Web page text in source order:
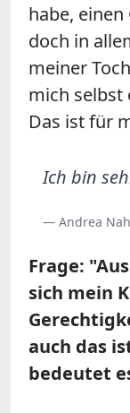
habe,
doch in
meiner
mich selbst
Das ist für
Ich bin
— Andrea
Frage:
sich mein
auch das
bedeutet